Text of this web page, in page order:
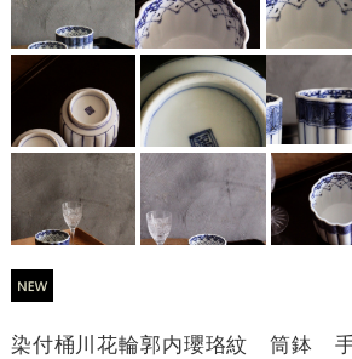
染付桶川花輪郭内瓔珞紋 筒鉢